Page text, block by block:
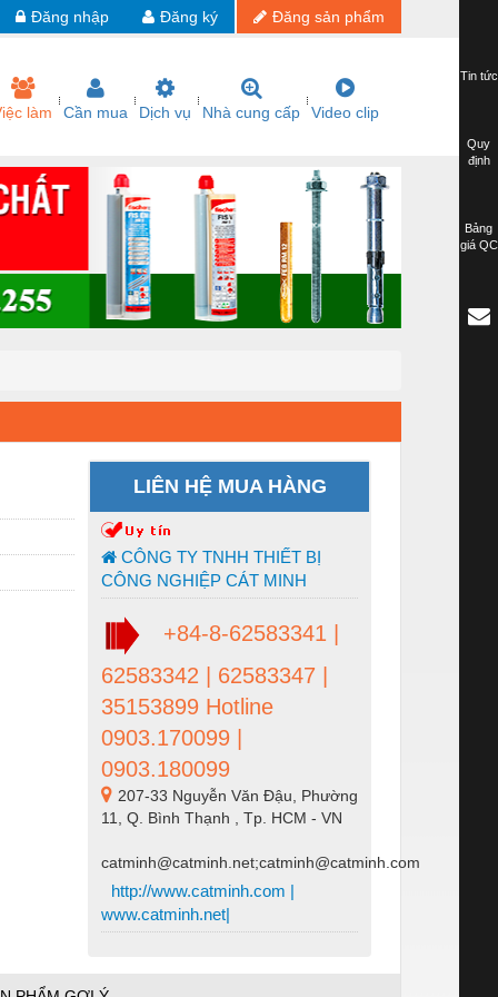
Đăng sản phẩm
Đăng ký
Đăng nhập
làm Cần mua Dịch vụ Nhà cung cấp Video clip
LIÊN HỆ MUA HÀNG
CÔNG TY TNHH THIẾT BỊ
CÔNG NGHIỆP CÁT MINH
+84-8-62583341 |
62583342 | 62583347 |
35153899 Hotline
0903.170099 |
0903.180099
207-33 Nguyễn Văn Đậu, Phường
11, Q. Bình Thạnh , Tp. HCM - VN
catminh@catminh.net;catminh@catminh.com
http://www.catminh.com |
www.catminh.net|
Tin tức
Quy
định
Bảng
giá QC